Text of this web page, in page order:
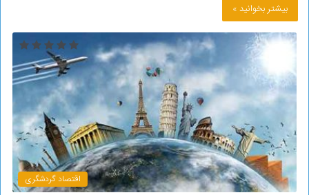
بیشتر بخوانید »
اقتصاد گردشگری